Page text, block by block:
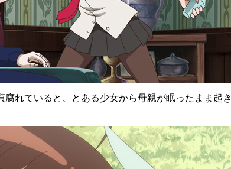
れていると、とある少女から母親が眠ったまま起き